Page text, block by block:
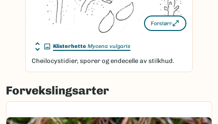
Forstørr
Klisterhette Mycena vulgaris
Cheilocystidier, sporer og endecelle av stilkhud.
Forvekslingsarter